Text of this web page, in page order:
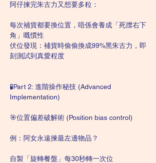
阿仔揀完朱古力又想要多粒：
每次補貨都要換位置，唔係會養成「死㩒右下
角」嘅慣性
伏位發現：補貨時偷偷換成99%黑朱古力，即
刻測試到真愛程度
🧪Part 2: 進階操作秘技 (Advanced
Implementation)
🎯位置偏差破解術 (Position bias control)
例：阿女永遠揀最左邊物品？
自製「旋轉餐盤」每30秒轉一次位